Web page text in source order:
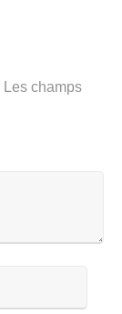
Les champs